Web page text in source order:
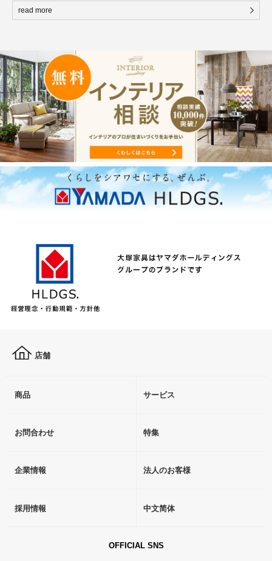
read more
店舗
商品 サービス
お問合わせ 特集
企業情報 法人のお客様
採用情報 中文简体
OFFICIAL SNS